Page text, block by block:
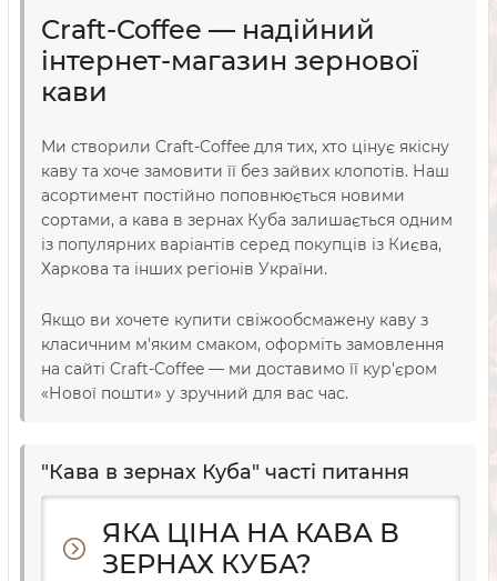
Craft-Coffee — надійний
інтернет-магазин зернової
кави
Ми створили Craft-Coffee для тих, хто цінує якісну
каву та хоче замовити її без зайвих клопотів. Наш
асортимент постійно поповнюється новими
сортами, а кава в зернах Куба залишається одним
із популярних варіантів серед покупців із Києва,
Харкова та інших регіонів України.
Якщо ви хочете купити свіжообсмажену каву з
класичним м'яким смаком, оформіть замовлення
на сайті Craft-Coffee — ми доставимо її кур'єром
«Нової пошти» у зручний для вас час.
"Кава в зернах Куба" часті питання
ЯКА ЦІНА НА КАВА В
ЗЕРНАХ КУБА?